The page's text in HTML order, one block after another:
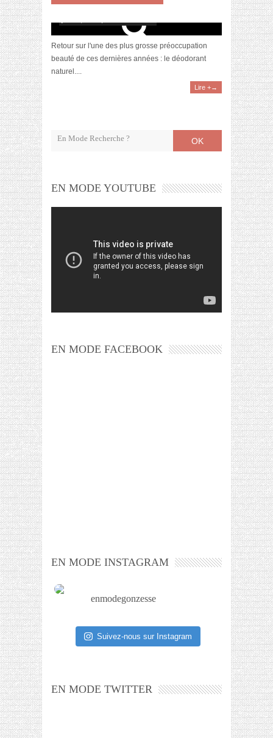
[Revue] Schmidt’s, mon déodorant naturel
Retour sur l'une des plus grosse préoccupation
beauté de ces dernières années : le déodorant
naturel....
Lire +→
OK
EN MODE YOUTUBE
EN MODE FACEBOOK
EN MODE INSTAGRAM
enmodegonzesse
Suivez-nous sur Instagram
EN MODE TWITTER